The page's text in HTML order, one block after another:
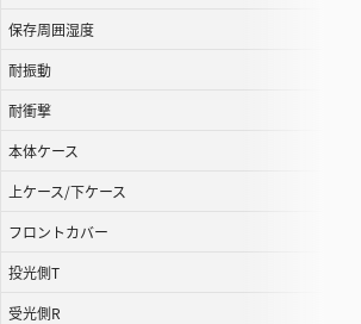
保存周囲湿度
耐振動
耐衝撃
本体ケース
上ケース/下ケース
フロントカバー
投光側T
受光側R